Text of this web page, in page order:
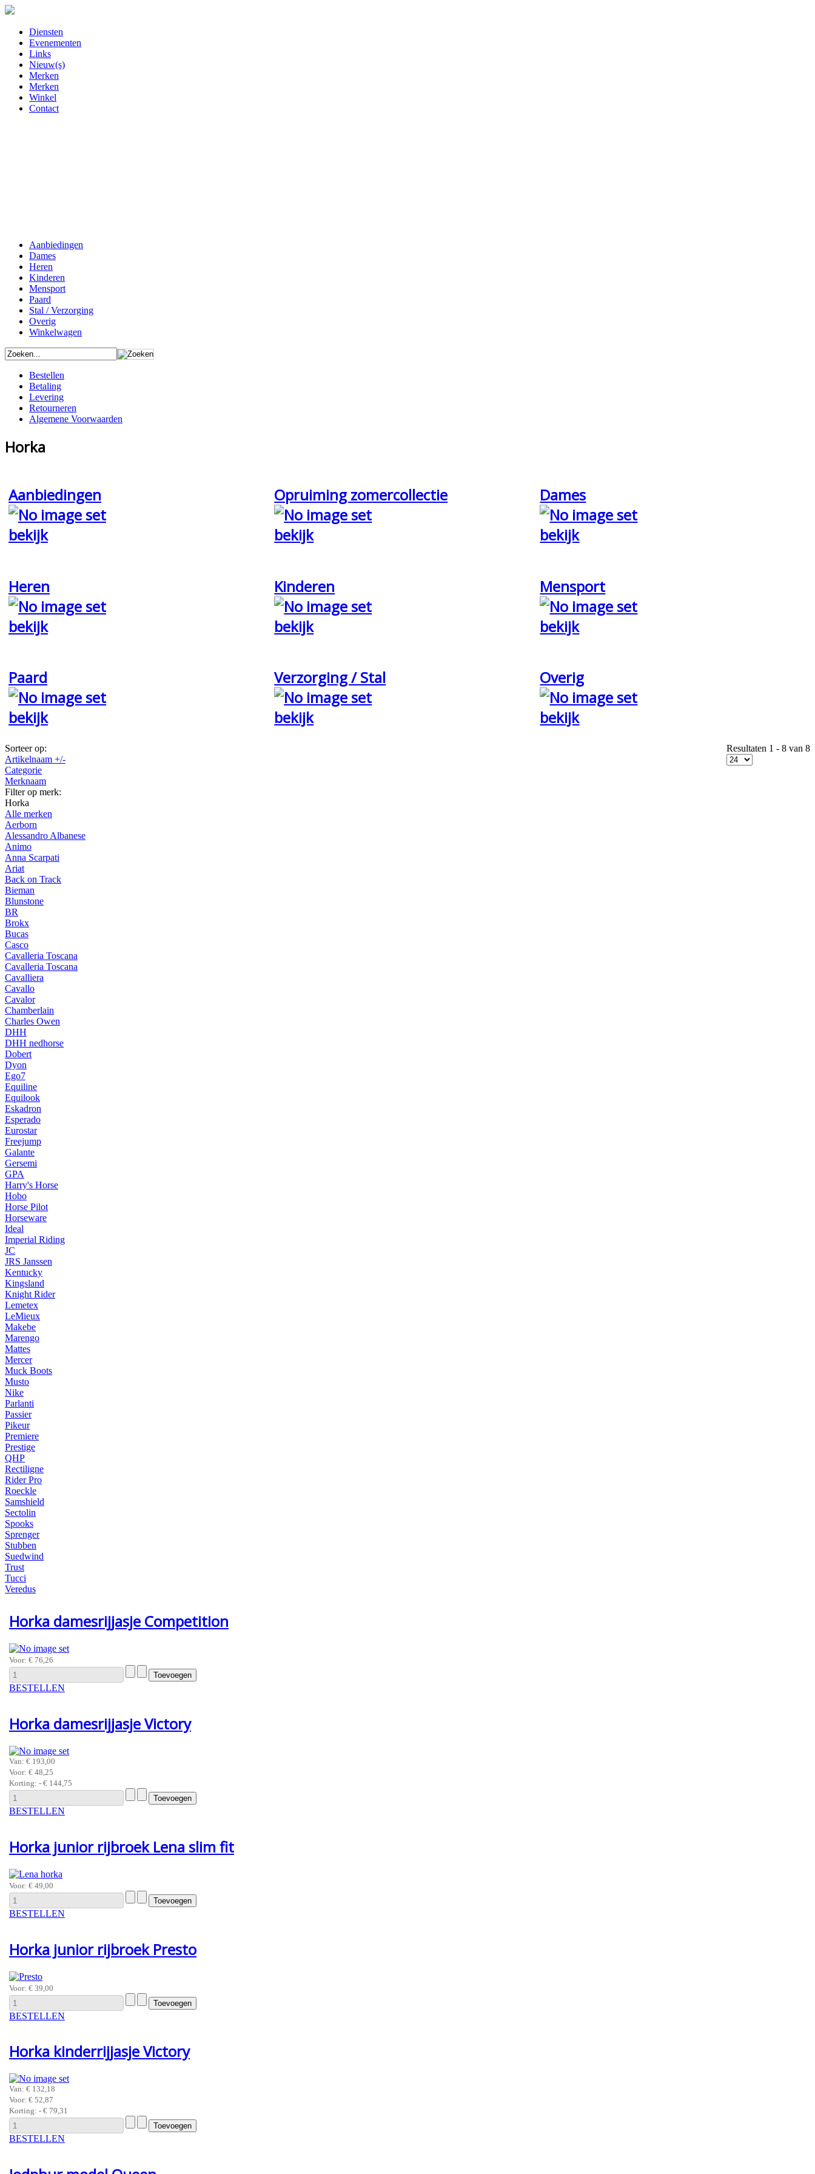
Diensten
Evenementen
Links
Nieuw(s)
Merken
Merken
Winkel
Contact
Aanbiedingen
Dames
Heren
Kinderen
Mensport
Paard
Stal / Verzorging
Overig
Winkelwagen
Bestellen
Betaling
Levering
Retourneren
Algemene Voorwaarden
Horka
Aanbiedingen
bekijk
Opruiming zomercollectie
bekijk
Dames
bekijk
Heren
bekijk
Kinderen
bekijk
Mensport
bekijk
Paard
bekijk
Verzorging / Stal
bekijk
Overig
bekijk
Sorteer op:
Artikelnaam +/-
Categorie
Merknaam
Filter op merk:
Horka
Alle merken
Aerborn
Alessandro Albanese
Animo
Anna Scarpati
Ariat
Back on Track
Bieman
Blunstone
BR
Brokx
Bucas
Casco
Cavalleria Toscana
Cavalleria Toscana
Cavalliera
Cavallo
Cavalor
Chamberlain
Charles Owen
DHH
DHH nedhorse
Dobert
Dyon
Ego7
Equiline
Equilook
Eskadron
Esperado
Eurostar
Freejump
Galante
Gersemi
GPA
Harry's Horse
Hobo
Horse Pilot
Horseware
Ideal
Imperial Riding
JC
JRS Janssen
Kentucky
Kingsland
Knight Rider
Lemetex
LeMieux
Makebe
Marengo
Mattes
Mercer
Muck Boots
Musto
Nike
Parlanti
Passier
Pikeur
Premiere
Prestige
QHP
Rectiligne
Rider Pro
Roeckle
Samshield
Sectolin
Spooks
Sprenger
Stubben
Suedwind
Trust
Tucci
Veredus
Resultaten 1 - 8 van 8
Horka damesrijjasje Competition
Voor: € 76,26
BESTELLEN
Horka damesrijjasje Victory
Van: € 193,00
Voor: € 48,25
Korting: - € 144,75
BESTELLEN
Horka junior rijbroek Lena slim fit
Voor: € 49,00
BESTELLEN
Horka junior rijbroek Presto
Voor: € 39,00
BESTELLEN
Horka kinderrijjasje Victory
Van: € 132,18
Voor: € 52,87
Korting: - € 79,31
BESTELLEN